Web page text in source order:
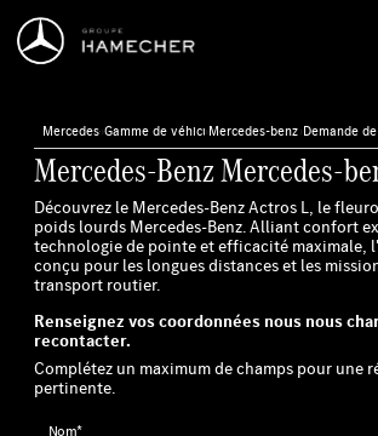
Mercedes-Benz
›Gamme de véhicules neufs
›Mercedes-benz Actros L
›Demande
Mercedes-Benz Mercedes-
Découvrez le Mercedes-Benz Actros L, le
poids lourds Mercedes-Benz. Alliant confort
technologie de pointe et efficacité maximale,
conçu pour les longues distances et les
transport routier.
Renseignez vos coordonnées nous nous
recontacter.
Complétez un maximum de champs pour une
pertinente.
Nom*